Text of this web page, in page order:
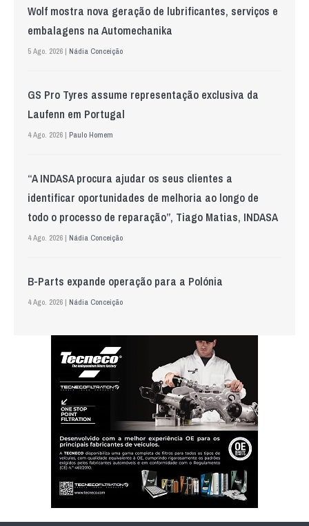
Wolf mostra nova geração de lubrificantes, serviços e
embalagens na Automechanika
5 Ago. 2026 | Nádia Conceição
GS Pro Tyres assume representação exclusiva da
Laufenn em Portugal
4 Ago. 2026 | Paulo Homem
“A INDASA procura ajudar os seus clientes a
identificar oportunidades de melhoria ao longo de
todo o processo de reparação”, Tiago Matias, INDASA
4 Ago. 2026 | Nádia Conceição
B-Parts expande operação para a Polónia
4 Ago. 2026 | Nádia Conceição